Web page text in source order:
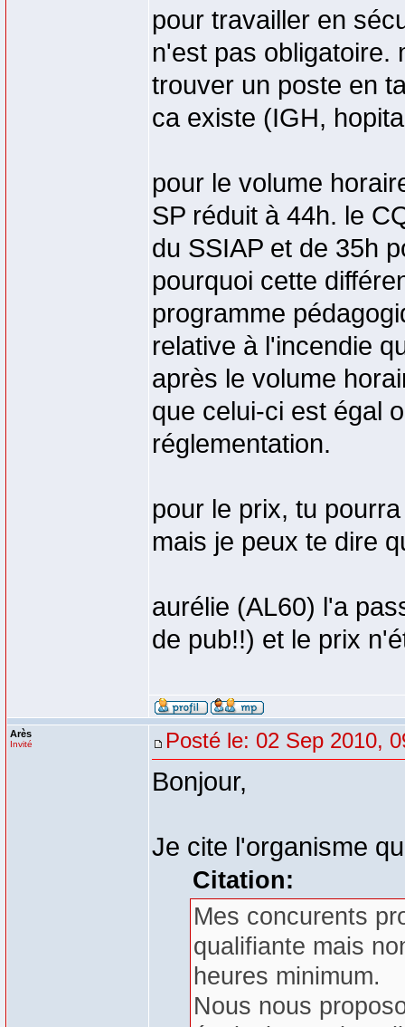
pour travailler en
n'est pas obligatoire.
trouver un poste en
ca existe (IGH,
pour le volume
SP réduit à 44h. le
du SSIAP et de 35h
pourquoi cette
programme
relative à l'incendie
après le volume
que celui-ci est égal
réglementation.
pour le prix, tu
mais je peux te dire
aurélie (AL60) l'a
de pub!!) et le prix
Arès
Invité Posté le: 02 Sep 2010,
Bonjour,
Je cite l'organisme
Citation:
Mes concurents
qualifiante mais
heures minimum.
Nous nous